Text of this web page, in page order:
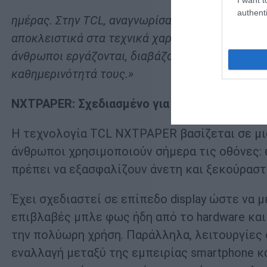
ημέρας. Στην TCL, αναγνωρίσαμε από νωρίς ότι
αποκλειστικά στα τεχνικά χαρακτηριστικά.
άνθρωποι εργάζονται, διαβάζουν,
καθημερινότητά τους.»
NXTPAPER: Σχεδιασμένο για την καθημερινή
Η τεχνολογία TCL NXTPAPER βασίζεται σε
άνθρωποι χρησιμοποιούν σήμερα τις
πρέπει να εξασφαλίζουν άνετη και
Έχει σχεδιαστεί σε επίπεδο display ώστε να
επιβλαβές μπλε φως ήδη από το hardware
την πολύωρη χρήση. Παράλληλα,
εναλλαγή μεταξύ της εμπειρίας smartphone